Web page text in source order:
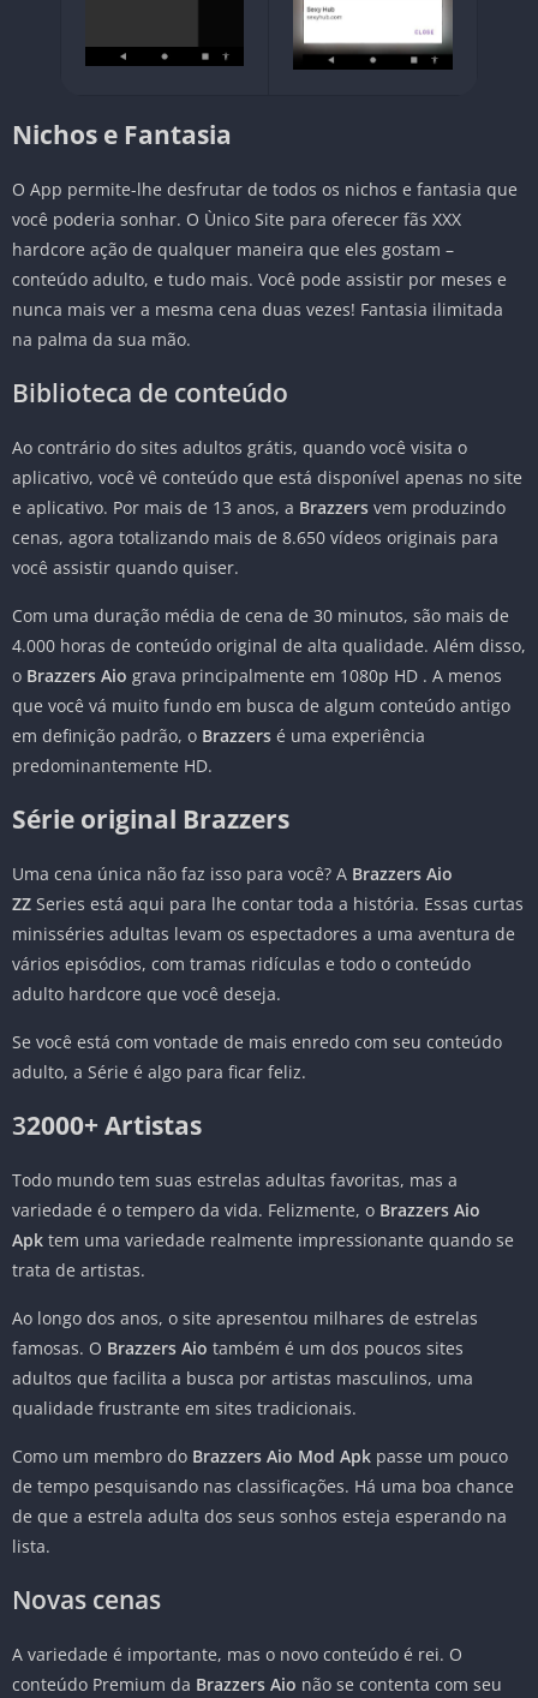
Nichos e Fantasia
O App permite-lhe desfrutar de todos os nichos e fantasia que
você poderia sonhar. O Ùnico Site para oferecer fãs XXX
hardcore ação de qualquer maneira que eles gostam –
conteúdo adulto, e tudo mais. Você pode assistir por meses e
nunca mais ver a mesma cena duas vezes! Fantasia ilimitada
na palma da sua mão.
Biblioteca de conteúdo
Ao contrário do sites adultos grátis, quando você visita o
aplicativo, você vê conteúdo que está disponível apenas no site
e aplicativo. Por mais de 13 anos, a Brazzers vem produzindo
cenas, agora totalizando mais de 8.650 vídeos originais para
você assistir quando quiser.
Com uma duração média de cena de 30 minutos, são mais de
4.000 horas de conteúdo original de alta qualidade. Além disso,
o Brazzers Aio grava principalmente em 1080p HD . A menos
que você vá muito fundo em busca de algum conteúdo antigo
em definição padrão, o Brazzers é uma experiência
predominantemente HD.
Série original Brazzers
Uma cena única não faz isso para você? A Brazzers Aio
ZZ Series está aqui para lhe contar toda a história. Essas curtas
minisséries adultas levam os espectadores a uma aventura de
vários episódios, com tramas ridículas e todo o conteúdo
adulto hardcore que você deseja.
Se você está com vontade de mais enredo com seu conteúdo
adulto, a Série é algo para ficar feliz.
32000+ Artistas
Todo mundo tem suas estrelas adultas favoritas, mas a
variedade é o tempero da vida. Felizmente, o Brazzers Aio
Apk tem uma variedade realmente impressionante quando se
trata de artistas.
Ao longo dos anos, o site apresentou milhares de estrelas
famosas. O Brazzers Aio também é um dos poucos sites
adultos que facilita a busca por artistas masculinos, uma
qualidade frustrante em sites tradicionais.
Como um membro do Brazzers Aio Mod Apk passe um pouco
de tempo pesquisando nas classificações. Há uma boa chance
de que a estrela adulta dos seus sonhos esteja esperando na
lista.
Novas cenas
A variedade é importante, mas o novo conteúdo é rei. O
conteúdo Premium da Brazzers Aio não se contenta com seu